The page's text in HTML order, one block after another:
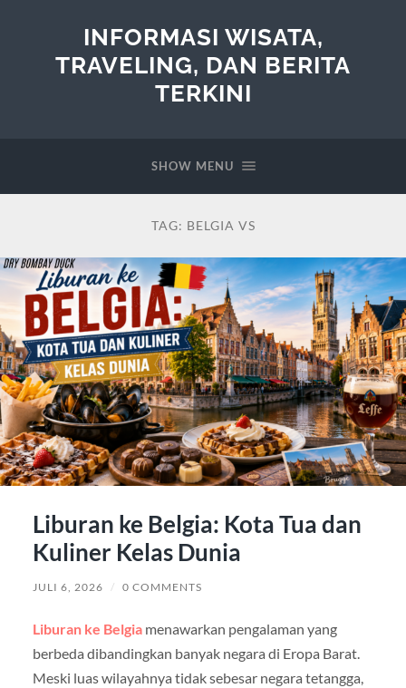
INFORMASI WISATA,
TRAVELING, DAN BERITA
TERKINI
SHOW MENU
TAG: BELGIA VS
Liburan ke Belgia: Kota Tua dan
Kuliner Kelas Dunia
JULI 6, 2026 / 0 COMMENTS
Liburan ke Belgiamenawarkan pengalaman yang
berbeda dibandingkan banyak negara di Eropa Barat.
Meski luas wilayahnya tidak sebesar negara tetangga,